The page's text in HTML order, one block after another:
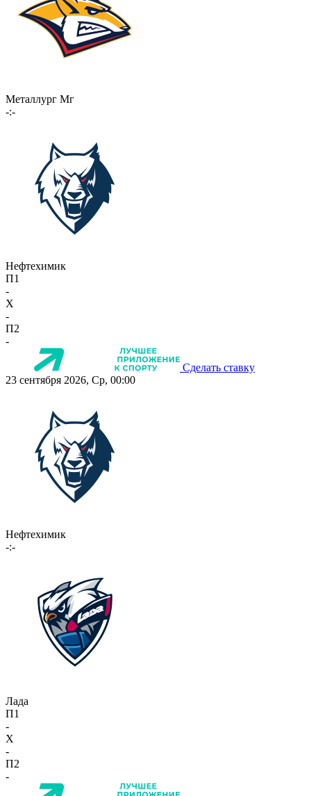
Металлург Мг
-:-
Нефтехимик
П1
-
X
-
П2
-
Сделать ставку
23 сентября 2026, Ср, 00:00
Нефтехимик
-:-
Лада
П1
-
X
-
П2
-